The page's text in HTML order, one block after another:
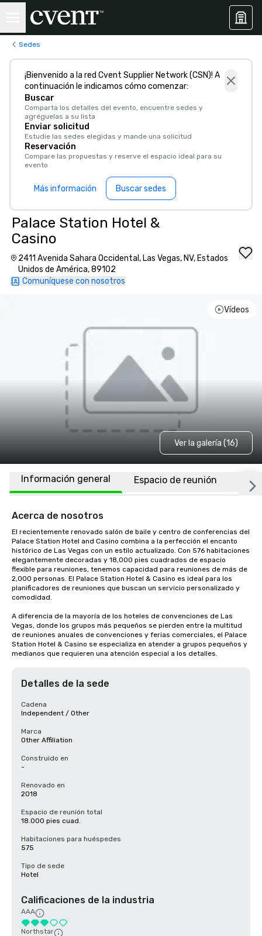
Sedes
¡Bienvenido a la red Cvent Supplier Network (CSN)! A
continuación le indicamos cómo comenzar:
Buscar
Comparta los detalles del evento, encuentre sedes y
agréguelas a su lista
Enviar solicitud
Estudie las sedes elegidas y mande una solicitud
Reservación
Compare las propuestas y reserve el espacio ideal para su
evento
Más información Buscar sedes
Palace Station Hotel &
Casino
2411 Avenida Sahara Occidental, Las Vegas, NV, Estados
Unidos de América, 89102
Comuníquese con nosotros
Vídeos
Ver la galería (16)
Información general Espacio de reunión
Acerca de nosotros
El recientemente renovado salón de baile y centro de conferencias del
Palace Station Hotel and Casino combina a la perfección el encanto
histórico de Las Vegas con un estilo actualizado. Con 576 habitaciones
elegantemente decoradas y 18,000 pies cuadrados de espacio
flexible para reuniones, tenemos capacidad para reuniones de más de
2,000 personas. El Palace Station Hotel & Casino es ideal para los
planificadores de reuniones que buscan un servicio personalizado y
comodidad.
A diferencia de la mayoría de los hoteles de convenciones de Las
Vegas, donde los grupos más pequeños se pierden entre la multitud
de reuniones anuales de convenciones y ferias comerciales, el Palace
Station Hotel & Casino se especializa en atender a grupos pequeños y
medianos que requieren una atención especial a los detalles.
Detalles de la sede
Cadena
Independent / Other
Marca
Other Affiliation
Construido en
-
Renovado en
2018
Espacio de reunión total
18.000 pies cuad.
Habitaciones para huéspedes
575
Tipo de sede
Hotel
Calificaciones de la industria
AAA
Northstar